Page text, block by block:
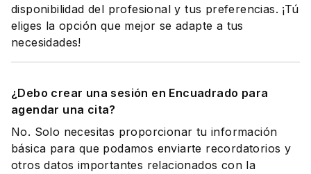
disponibilidad del profesional y tus preferencias. ¡Tú
eliges la opción que mejor se adapte a tus
necesidades!
¿Debo crear una sesión en Encuadrado para
agendar una cita?
No. Solo necesitas proporcionar tu información
básica para que podamos enviarte recordatorios y
otros datos importantes relacionados con la